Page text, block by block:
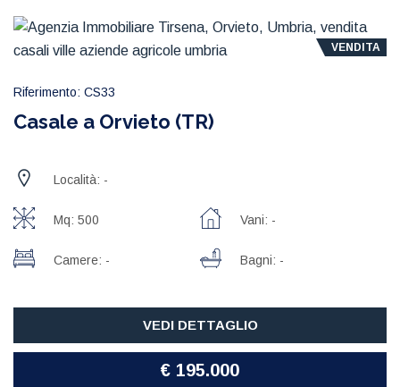
VENDITA
Riferimento: CS33
Casale a Orvieto (TR)
Località: -
Mq: 500 Vani: -
Camere: - Bagni: -
VEDI DETTAGLIO
€ 195.000